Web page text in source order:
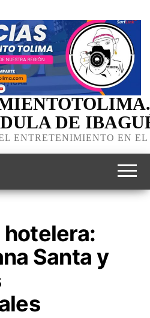
DE
ENTRETENIMIENTO EN
Santa y